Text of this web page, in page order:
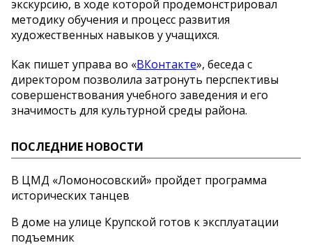
экскурсию, в ходе которой продемонстрировал
методику обучения и процесс развития
художественных навыков у учащихся.
Как пишет управа во «ВКонтакте», беседа с
директором позволила затронуть перспективы
совершенствования учебного заведения и его
значимость для культурной среды района.
ПОСЛЕДНИЕ НОВОСТИ
В ЦМД «Ломоносовский» пройдет программа
исторических танцев
В доме на улице Крупской готов к эксплуатации
подъемник